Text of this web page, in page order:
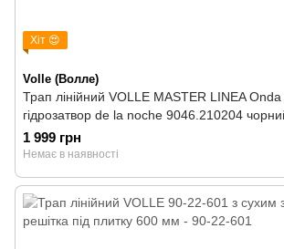
Хіт 😍
Volle (Волле)
Трап лінійний VOLLE MASTER LINEA
гідрозатвор de la noche 9046.210204
1 999 грн
Немає в наявності